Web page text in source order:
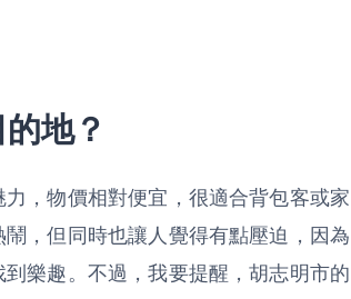
地？
，物價相對便宜，很適合背包客或家
，但同時也讓人覺得有點壓迫，因為
樂趣。不過，我要提醒，胡志明市的